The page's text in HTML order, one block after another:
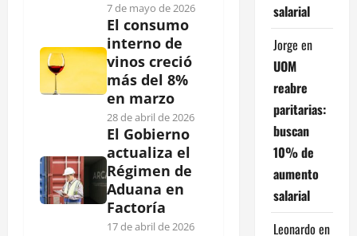
7 de mayo de 2026
El consumo
interno de
vinos creció
más del 8%
en marzo
28 de abril de 2026
El Gobierno
actualiza el
Régimen de
Aduana en
Factoría
17 de abril de 2026
salarial
Jorge en
UOM
reabre
paritarias:
buscan
10% de
aumento
salarial
Leonardo en